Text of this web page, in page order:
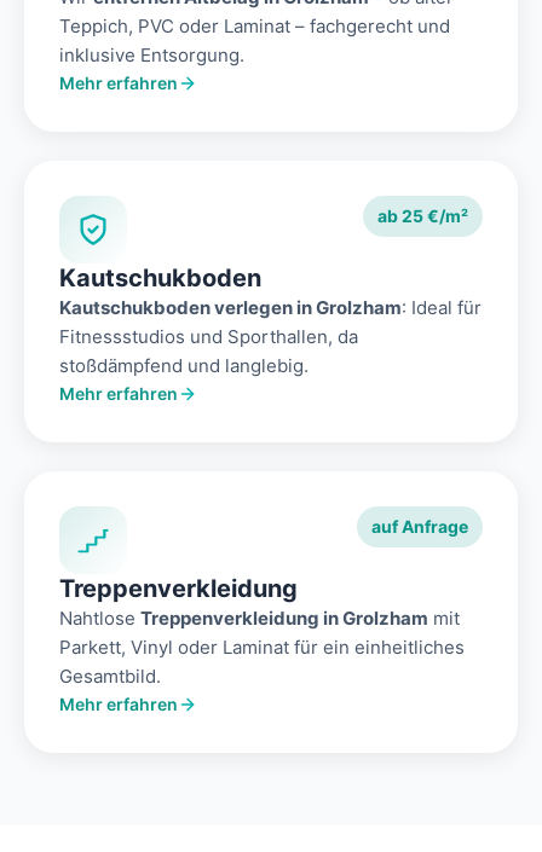
Teppich, PVC oder Laminat – fachgerecht und
inklusive Entsorgung.
Mehr erfahren
ab 25 €/m²
Kautschukboden
Kautschukboden verlegen in Grolzham: Ideal für
Fitnessstudios und Sporthallen, da
stoßdämpfend und langlebig.
Mehr erfahren
auf Anfrage
Treppenverkleidung
Nahtlose Treppenverkleidung in Grolzham mit
Parkett, Vinyl oder Laminat für ein einheitliches
Gesamtbild.
Mehr erfahren